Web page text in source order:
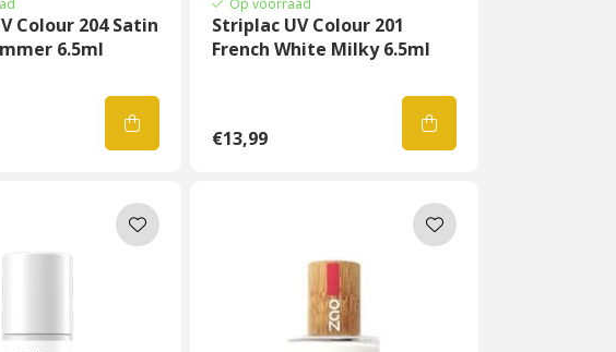
Colour 204 Satin
6.5ml
Op voorraad
Striplac UV Colour 201
French White Milky 6.5ml
€13,99